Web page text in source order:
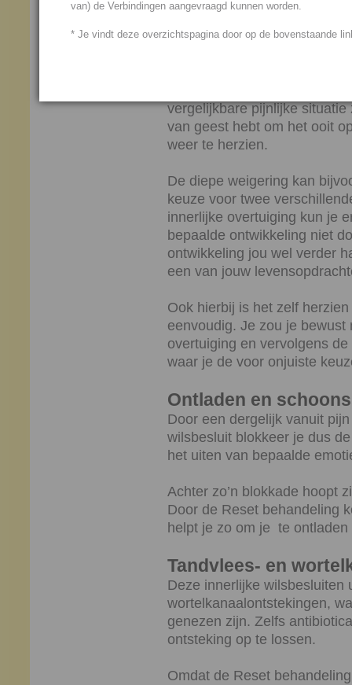
emoties te tonen. Zo’n
vergelijkbare pijnlijke
van geest hebt om het ooit
weer te herzien.
De diepe weigering kan
keuze voor twee
innerlijke overtuiging kun je
bepaalde ontwikkeling niet
ontwikkeling jou wel verder
een van jouw
Ook hierbij is het zelf
eenvoudig. Je zou je
overtuiging en vervolgens de
waar je de voor onjuiste
Ontladen en
Door een dergelijk vanuit
wilsbesluit blokkeer je dus
het uiten van bepaalde
Achter zo’n blokkade hoopt
Door de Reset behandeling
helpt je zo om je te
Tandvlees- en
Deze innerlijke wilsbesluiten
wortelkanaalontstekingen,
genezen zijn. Zelfs
ontsteking op te lossen.
Omdat de Reset
van) de Verbindingen aangevraagd kunnen worden.
* Je vindt deze overzichtspagina door op de bovenstaande